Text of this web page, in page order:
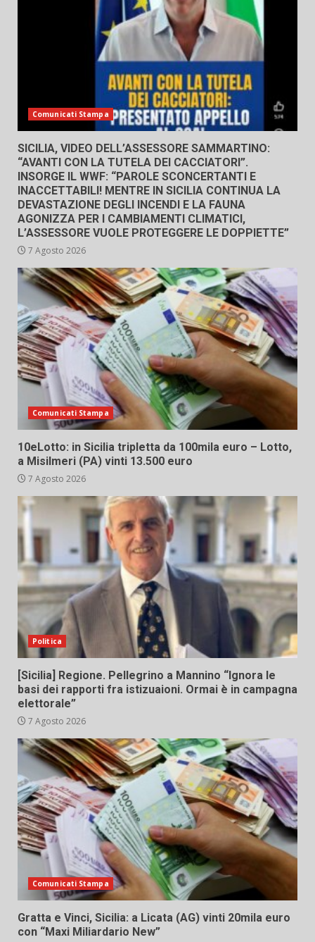
Comunicati Stampa
SICILIA, VIDEO DELL’ASSESSORE SAMMARTINO:
“AVANTI CON LA TUTELA DEI CACCIATORI”.
INSORGE IL WWF: “PAROLE SCONCERTANTI E
INACCETTABILI! MENTRE IN SICILIA CONTINUA LA
DEVASTAZIONE DEGLI INCENDI E LA FAUNA
AGONIZZA PER I CAMBIAMENTI CLIMATICI,
L’ASSESSORE VUOLE PROTEGGERE LE DOPPIETTE”
7 Agosto 2026
Comunicati Stampa
10eLotto: in Sicilia tripletta da 100mila euro – Lotto,
a Misilmeri (PA) vinti 13.500 euro
7 Agosto 2026
Politica
[Sicilia] Regione. Pellegrino a Mannino “Ignora le
basi dei rapporti fra istizuaioni. Ormai è in campagna
elettorale”
7 Agosto 2026
Comunicati Stampa
Gratta e Vinci, Sicilia: a Licata (AG) vinti 20mila euro
con “Maxi Miliardario New”